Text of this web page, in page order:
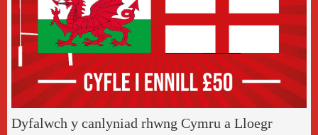
Dyfalwch y canlyniad rhwng Cymru a Lloegr